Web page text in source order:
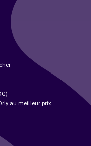
au meilleur prix.